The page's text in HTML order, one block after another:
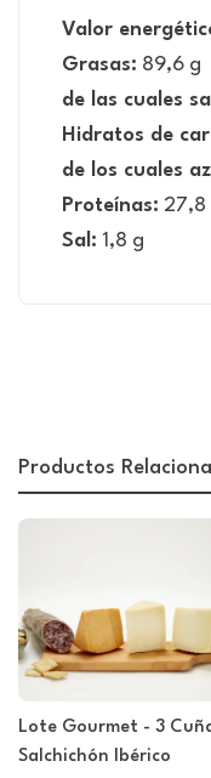
Valor
Grasas: 89,6 g
de las cuales
Hidratos de
de los cuales
Proteínas: 27,8
Sal: 1,8 g
Productos
Lote Gourmet - 3
Salchichón Ibérico